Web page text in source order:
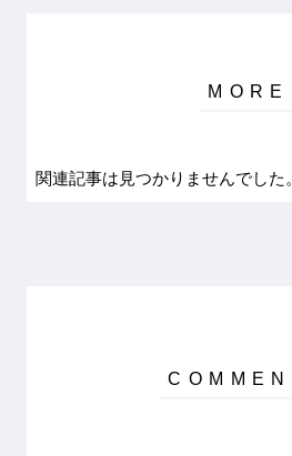
関連記事は見つかりませんでした。